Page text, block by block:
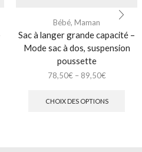
Bébé, Maman
Sac à langer grande capacité –
Mode sac à dos, suspension
poussette
78,50€ – 89,50€
CHOIX DES OPTIONS